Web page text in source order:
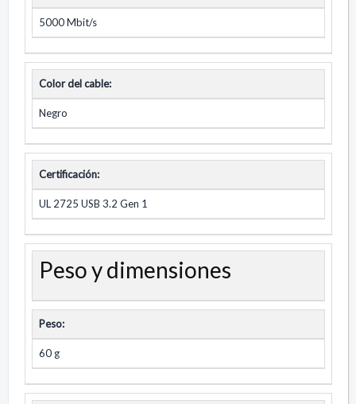
5000 Mbit/s
Color del cable:
Negro
Certificación:
UL 2725 USB 3.2 Gen 1
Peso y dimensiones
Peso:
60 g